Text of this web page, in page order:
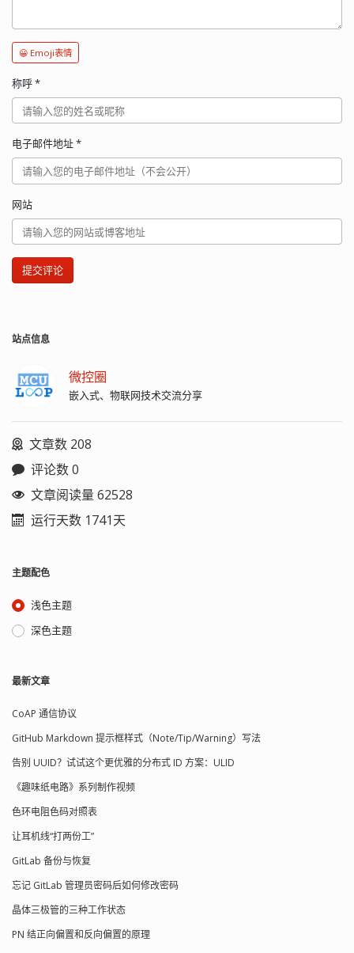
😀 Emoji表情
称呼*
电子邮件地址*
网站
提交评论
站点信息
微控圈
嵌入式、物联网技术交流分享
文章数 208
评论数 0
文章阅读量 62528
运行天数 1741天
主题配色
浅色主题
深色主题
最新文章
CoAP 通信协议
GitHub Markdown 提示框样式（Note/Tip/Warning）写法
告别 UUID？试试这个更优雅的分布式 ID 方案：ULID
《趣味纸电路》系列制作视频
色环电阻色码对照表
让耳机线“打两份工”
GitLab 备份与恢复
忘记 GitLab 管理员密码后如何修改密码
晶体三极管的三种工作状态
PN 结正向偏置和反向偏置的原理